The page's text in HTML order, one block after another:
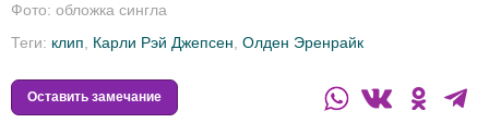
Фото: обложка сингла
Теги: клип Карли Рэй Джепсен Олден Эренрайк
Оставить замечание